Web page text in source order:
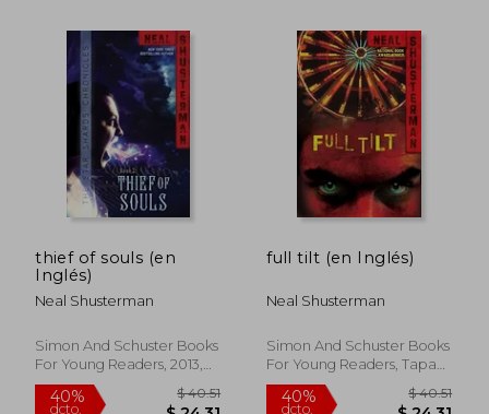
40%
dcto.
40%
dcto.
thief of souls (en
Inglés)
Neal Shusterman
Simon And Schuster Books
For Young Readers, 2013,
Nuevo
full tilt (en Inglés)
Neal Shusterman
Simon And Schuster Books
For Young Readers, Tapa
Blanda, Nuevo